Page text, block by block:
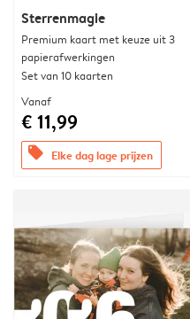
Sterrenmagie
Premium kaart met keuze uit 3
papierafwerkingen
Set van 10 kaarten
Vanaf
€ 11,99
offers Elke dag lage prijzen